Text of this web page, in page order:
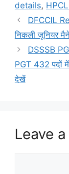
details,
DFCCIL
निकली जूनियर
DSSSB
PGT 432 पदों में
देखें
Leave